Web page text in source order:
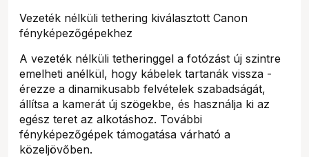
Vezeték nélküli tethering kiválasztott Canon
fényképezőgépekhez
A vezeték nélküli tetheringgel a fotózást új szintre
emelheti anélkül, hogy kábelek tartanák vissza -
érezze a dinamikusabb felvételek szabadságát,
állítsa a kamerát új szögekbe, és használja ki az
egész teret az alkotáshoz. További
fényképezőgépek támogatása várható a
közeljövőben.